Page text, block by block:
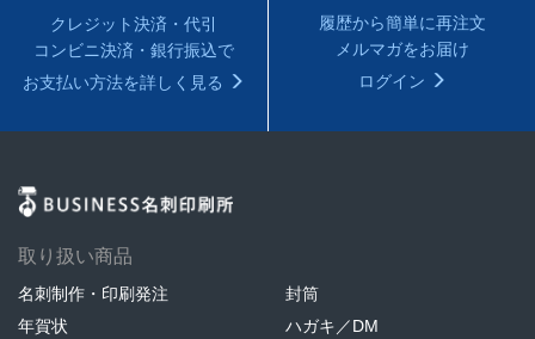
クレジット決済・代引
コンビニ決済・銀行振込で
お支払い方法を詳しく見る
履歴から簡単に再注文
メルマガをお届け
ログイン
取り扱い商品
名刺制作・印刷発注
封筒
年賀状
ハガキ／DM